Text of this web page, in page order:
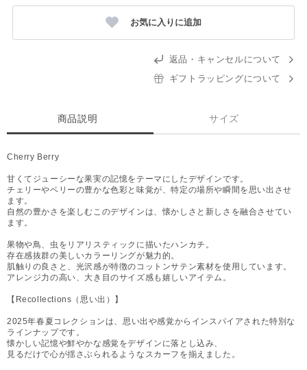
お気に入りに追加
返品・キャンセルについて
ギフトラッピングについて
商品説明 サイズ
Cherry Berry
甘くてジューシーな果実の記憶をテーマにしたデザインです。
チェリーやベリーの豊かな色彩と味覚が、特定の場所や瞬間を思い出させ
ます。
自然の豊かさを楽しむこのデザインは、懐かしさと新しさを融合させてい
ます。
果物や鳥、虫をリアリスティックに描いたハンカチ。
存在感抜群の美しいカラーリングが魅力的。
肌触りの良さと、光沢感が特徴のコットンサテン素材を使用しています。
アレンジ力の高い、大き目のサイズ感も嬉しいアイテム。
【Recollections（思い出）】
2025年春夏コレクションは、思い出や感覚からインスパイアされた特別な
ラインナップです。
懐かしい記憶や鮮やかな感覚をデザインに落とし込み、
見るだけで心が揺さぶられるようなスカーフを揃えました。